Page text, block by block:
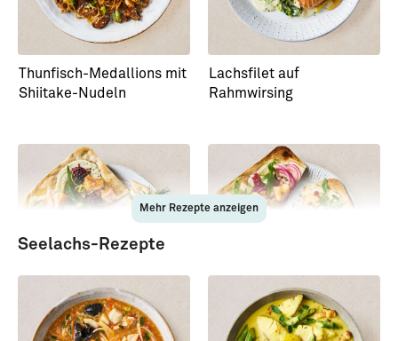
Thunfisch-Medallions mit
Shiitake-Nudeln
Lachsfilet auf
Rahmwirsing
Flammkuchen mit
Flammkuchen mit
Mehr Rezepte anzeigen
Seelachs-Rezepte